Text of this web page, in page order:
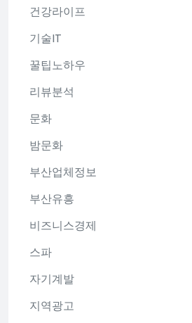
건강라이프
기술IT
꿀팁노하우
리뷰분석
문화
밤문화
부산업체정보
부산유흥
비즈니스경제
스파
자기계발
지역광고